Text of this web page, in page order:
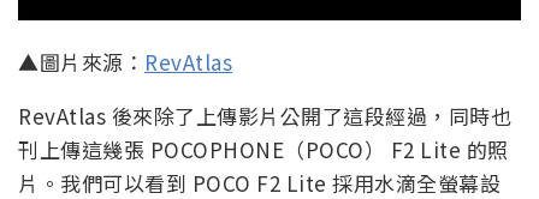
▲圖片來源： RevAtlas
RevAtlas 後來除了上傳影片公開了這段經過，同時也
刊上傳這幾張 POCOPHONE（POCO） F2 Lite 的照
片。我們可以看到 POCO F2 Lite 採用水滴全螢幕設